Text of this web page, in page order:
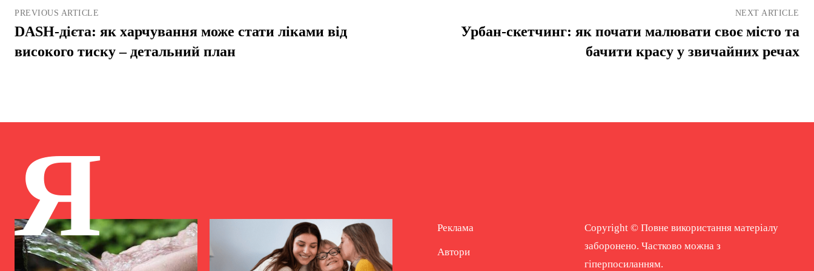
PREVIOUS ARTICLE
DASH-дієта: як харчування може стати ліками від
високого тиску – детальний план
NEXT ARTICLE
Урбан-скетчинг: як почати малювати своє місто та
бачити красу у звичайних речах
Я Реклама
Автори
Copyright © Повне використання матеріалу
заборонено. Частково можна з
гіперпосиланням.